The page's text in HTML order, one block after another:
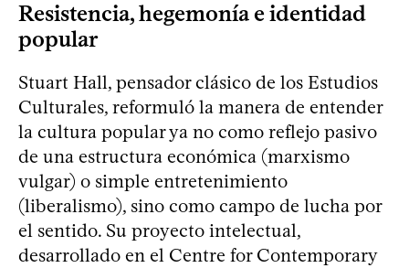
Resistencia, hegemonía e identidad
popular
Stuart Hall, pensador clásico de los Estudios
Culturales, reformuló la manera de entender
la cultura popular ya no como reflejo pasivo
de una estructura económica (marxismo
vulgar) o simple entretenimiento
(liberalismo), sino como campo de lucha por
el sentido. Su proyecto intelectual,
desarrollado en el Centre for Contemporary